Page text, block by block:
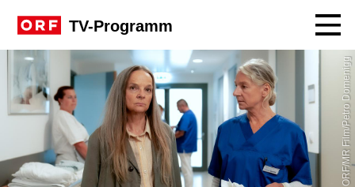
TV-Programm
ORF/MR Film/Petro Domenigg